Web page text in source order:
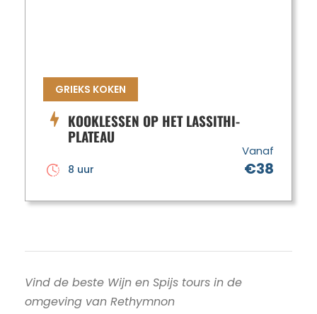
GRIEKS KOKEN
KOOKLESSEN OP HET LASSITHI-
PLATEAU
Vanaf
€38
8 uur
Vind de beste Wijn en Spijs tours in de
omgeving van Rethymnon